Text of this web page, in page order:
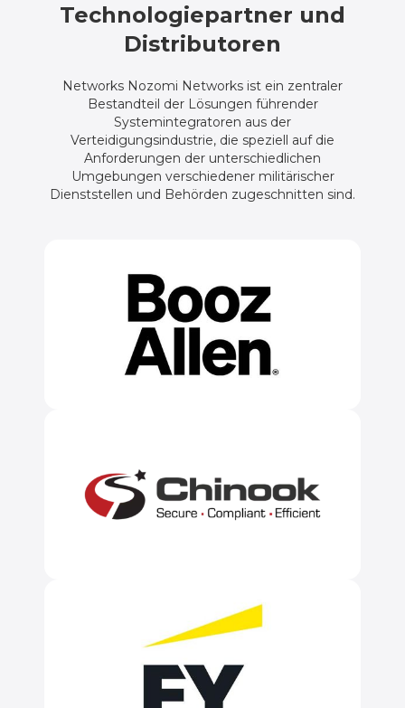
Technologiepartner und
Distributoren
Networks Nozomi Networks ist ein zentraler
Bestandteil der Lösungen führender
Systemintegratoren aus der
Verteidigungsindustrie, die speziell auf die
Anforderungen der unterschiedlichen
Umgebungen verschiedener militärischer
Dienststellen und Behörden zugeschnitten sind.